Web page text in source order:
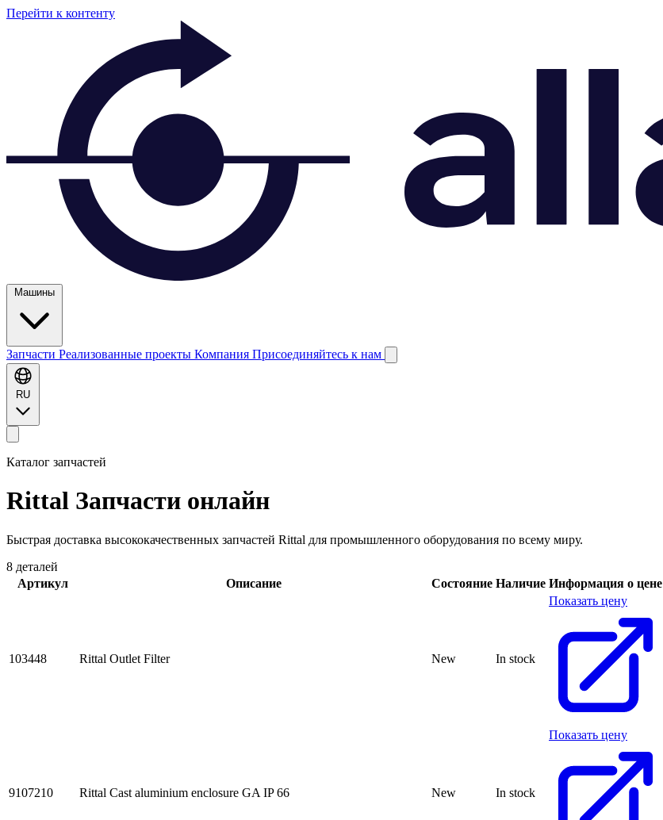
Перейти к контенту
Машины
Запчасти Реализованные проекты Компания Присоединяйтесь к нам
RU
Каталог запчастей
Rittal Запчасти онлайн
Быстрая доставка высококачественных запчастей Rittal для промышленного оборудования по всему миру.
8 деталей
Артикул
Описание Состояние Наличие Информация о цене
103448 Rittal Outlet Filter New In stock
Показать цену
9107210 Rittal Cast aluminium enclosure GA IP 66 New In stock
Показать цену